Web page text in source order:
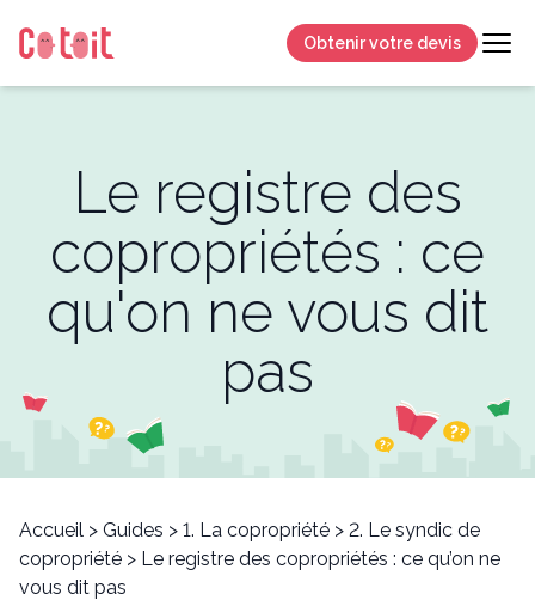
Obtenir votre devis
Le registre des
copropriétés : ce
qu'on ne vous dit
pas
Accueil > Guides > 1. La copropriété > 2. Le syndic de
copropriété > Le registre des copropriétés : ce qu’on ne
vous dit pas